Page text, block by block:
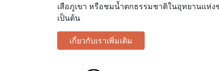
เสือภูเขา หรือชมน้ำตกธรรมชาติในอุทยานแห่ง
เป็นต้น
เกี่ยวกับเราเพิ่มเติม